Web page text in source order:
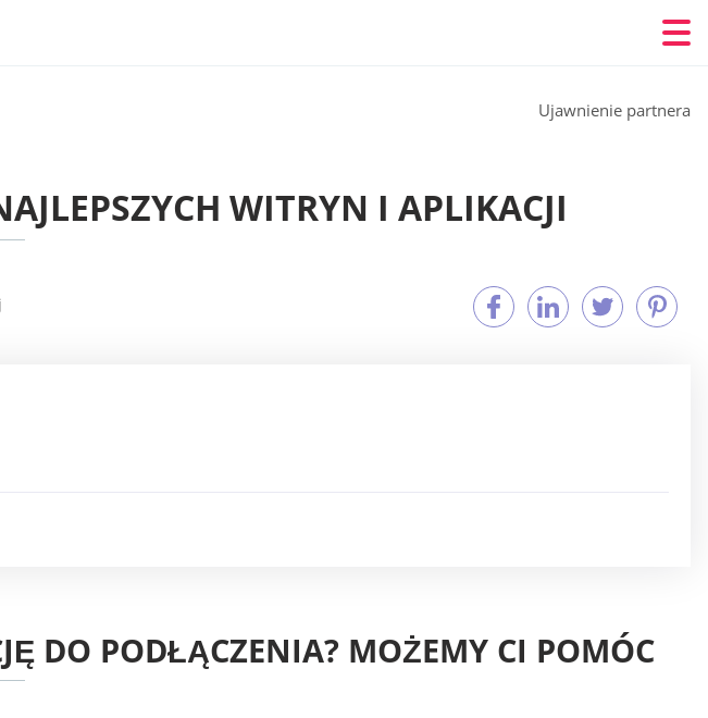
Ujawnienie partnera
WITRYN I APLIKACJI
DO PODŁĄCZENIA? MOŻEMY CI POMÓC